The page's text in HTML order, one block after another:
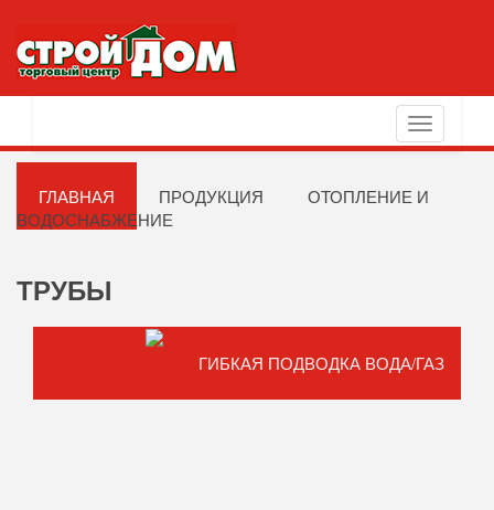
Toggle
navigation
ГЛАВНАЯ ПРОДУКЦИЯ
ОТОПЛЕНИЕ И
ВОДОСНАБЖЕНИЕ
ТРУБЫ
ГИБКАЯ ПОДВОДКА ВОДА/ГАЗ